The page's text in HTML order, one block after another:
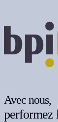
Avec nous,
performez